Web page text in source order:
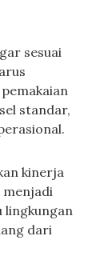
sesuai
standar,
kinerja
menjadi
lingkungan
dari